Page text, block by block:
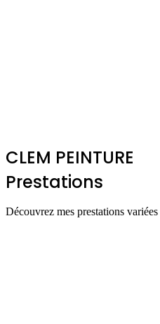
CLEM PEINTURE
Prestations
Découvrez mes prestations